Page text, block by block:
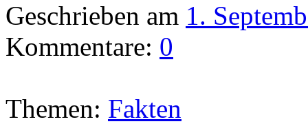
Geschrieben am 1.
Kommentare: 0
Themen: Fakten